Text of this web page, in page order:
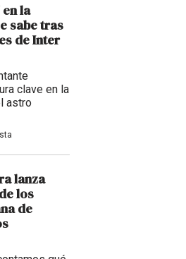
la
sabe tras
de Inter
clave en la
astro
lanza
los
de